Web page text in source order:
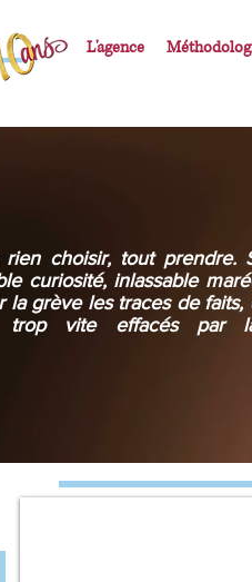
L'agence
rien choisir, tout prendre.
curiosité, inlassable
la grève les traces de faits,
trop vite effacés par